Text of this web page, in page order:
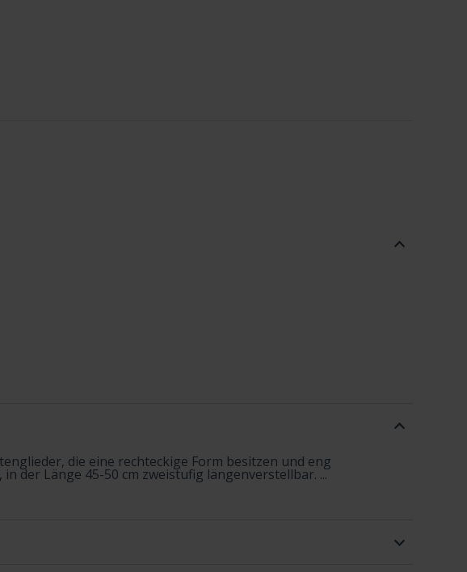
die eine rechteckige Form besitzen und eng
der Länge 45-50 cm zweistufig längenverstellbar. ...